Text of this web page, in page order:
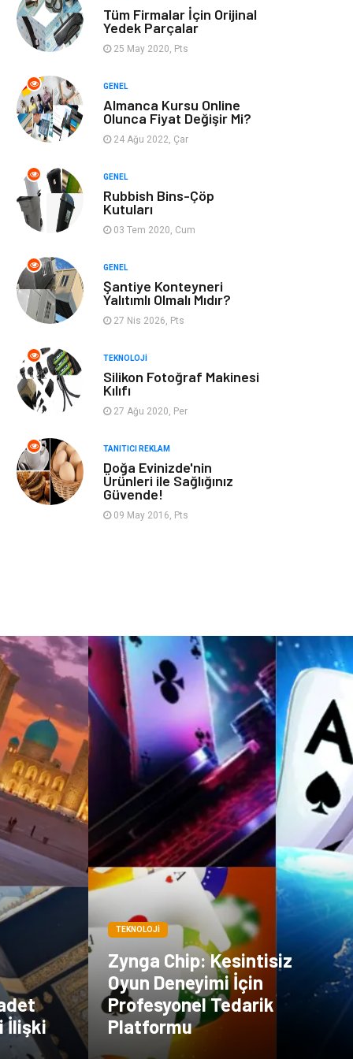
Finans & Ekonomi Görsel
Makaleler Bebek Giyim
Hosting İçerik
Programlama
Kurumsal Anne & Çocuk
hizmetlerimiz
Spor Malzemeleri Veteriner
İşitme
Sandbox-Blackhat Moda
Anahtar Kelime Penguen
Google Sıralama
Tüm Firmalar İçin Orijinal
Yedek Parçalar
25 May 2020, Pts
GENEL
Almanca Kursu Online
Olunca Fiyat Değişir Mi?
24 Ağu 2022, Çar
GENEL
Rubbish Bins-Çöp
Kutuları
03 Tem 2020, Cum
GENEL
Şantiye Konteyneri
Yalıtımlı Olmalı Mıdır?
27 Nis 2026, Pts
TEKNOLOJI
Silikon Fotoğraf Makinesi
Kılıfı
27 Ağu 2020, Per
TANITICI REKLAM
Doğa Evinizde'nin
Ürünleri ile Sağlığınız
Güvende!
09 May 2016, Pts
İlişki
TEKNOLOJI
Zynga Chip: Kesintisiz
Oyun Deneyimi İçin
Profesyonel Tedarik
Platformu